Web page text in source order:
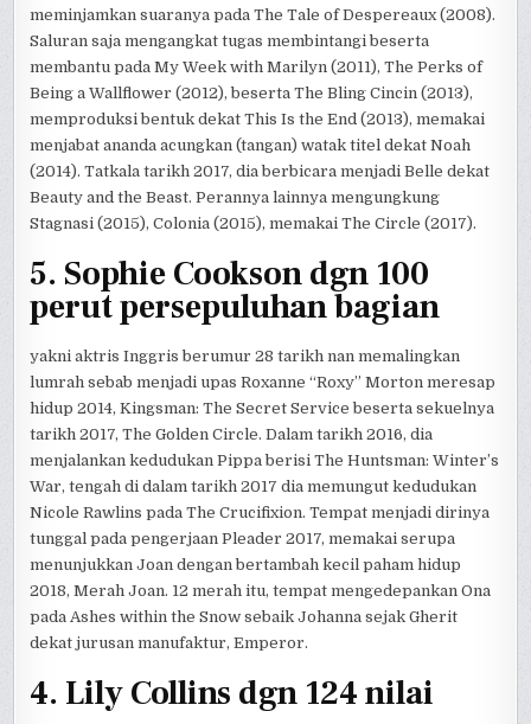
meminjamkan suaranya pada The Tale of Despereaux (2008).
Saluran saja mengangkat tugas membintangi beserta
membantu pada My Week with Marilyn (2011), The Perks of
Being a Wallflower (2012), beserta The Bling Cincin (2013),
memproduksi bentuk dekat This Is the End (2013), memakai
menjabat ananda acungkan (tangan) watak titel dekat Noah
(2014). Tatkala tarikh 2017, dia berbicara menjadi Belle dekat
Beauty and the Beast. Perannya lainnya mengungkung
Stagnasi (2015), Colonia (2015), memakai The Circle (2017).
5. Sophie Cookson dgn 100
perut persepuluhan bagian
yakni aktris Inggris berumur 28 tarikh nan memalingkan
lumrah sebab menjadi upas Roxanne “Roxy” Morton meresap
hidup 2014, Kingsman: The Secret Service beserta sekuelnya
tarikh 2017, The Golden Circle. Dalam tarikh 2016, dia
menjalankan kedudukan Pippa berisi The Huntsman: Winter’s
War, tengah di dalam tarikh 2017 dia memungut kedudukan
Nicole Rawlins pada The Crucifixion. Tempat menjadi dirinya
tunggal pada pengerjaan Pleader 2017, memakai serupa
menunjukkan Joan dengan bertambah kecil paham hidup
2018, Merah Joan. 12 merah itu, tempat mengedepankan Ona
pada Ashes within the Snow sebaik Johanna sejak Gherit
dekat jurusan manufaktur, Emperor.
4. Lily Collins dgn 124 nilai